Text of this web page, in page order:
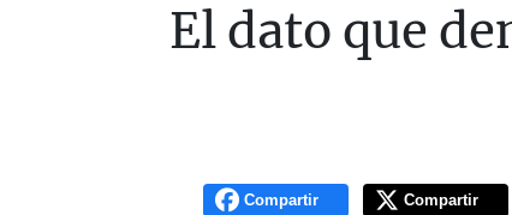
El dato que
Compartir Compartir